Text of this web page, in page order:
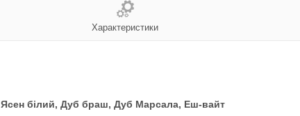
Характеристики
Ясен білий, Дуб браш, Дуб Марсала, Еш-вайт